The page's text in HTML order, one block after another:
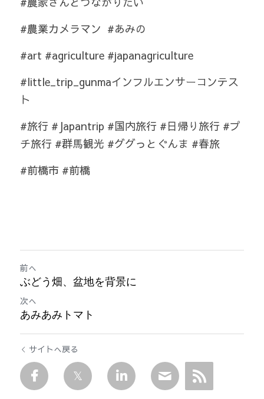
#農業カメラマン  #あみの
#art #agriculture #japanagriculture
#little_trip_gunmaインフルエンサーコンテス
ト
#旅行 #Japantrip #国内旅行 #日帰り旅行 #プ
チ旅行 #群馬観光 #ググっとぐんま #春旅
#前橋市 #前橋
前へ
ぶどう畑、盆地を背景に
次へ
あみあみトマト
サイトへ戻る